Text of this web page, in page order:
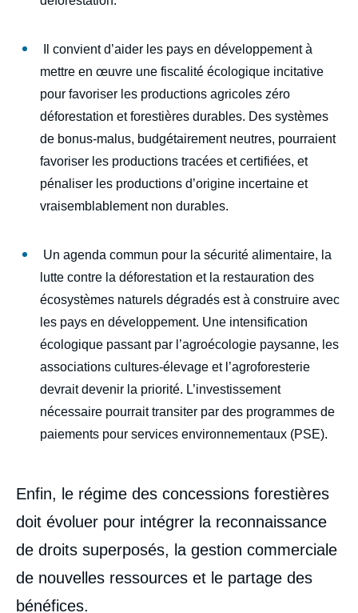
Il convient d’aider les pays en développement à
mettre en œuvre une fiscalité écologique incitative
pour favoriser les productions agricoles zéro
déforestation et forestières durables. Des systèmes
de bonus-malus, budgétairement neutres, pourraient
favoriser les productions tracées et certifiées, et
pénaliser les productions d’origine incertaine et
vraisemblablement non durables.
Un agenda commun pour la sécurité alimentaire, la
lutte contre la déforestation et la restauration des
écosystèmes naturels dégradés est à construire avec
les pays en développement. Une intensification
écologique passant par l’agroécologie paysanne, les
associations cultures-élevage et l’agroforesterie
devrait devenir la priorité. L’investissement
nécessaire pourrait transiter par des programmes de
paiements pour services environnementaux (PSE).
Enfin, le régime des concessions forestières
doit évoluer pour intégrer la reconnaissance
de droits superposés, la gestion commerciale
de nouvelles ressources et le partage des
bénéfices.